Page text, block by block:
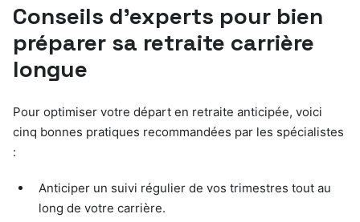
Conseils d’experts pour bien
préparer sa retraite carrière
longue
Pour optimiser votre départ en retraite anticipée, voici
cinq bonnes pratiques recommandées par les spécialistes
:
Anticiper un suivi régulier de vos trimestres tout au
long de votre carrière.